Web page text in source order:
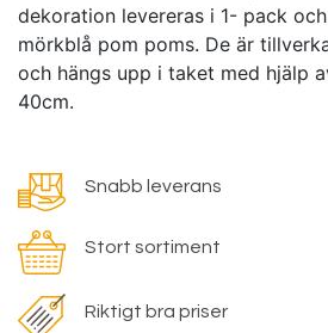
dekoration levereras i 1- pack
mörkblå pom poms. De är
och hängs upp i taket med hjälp
40cm.
Snabb leverans
Stort sortiment
Riktigt bra priser